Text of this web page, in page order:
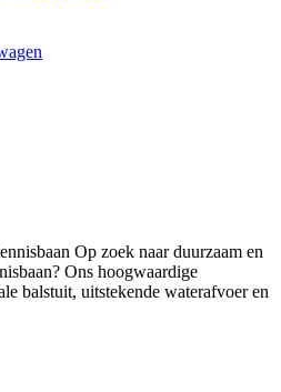
Op zoek naar duurzaam en
Ons hoogwaardige
balstuit, uitstekende waterafvoer en